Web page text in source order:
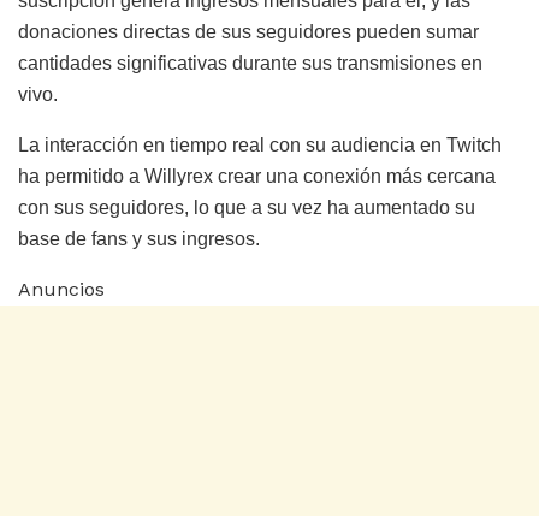
donaciones directas de sus seguidores pueden sumar
cantidades significativas durante sus transmisiones en
vivo.
La interacción en tiempo real con su audiencia en Twitch
ha permitido a Willyrex crear una conexión más cercana
con sus seguidores, lo que a su vez ha aumentado su
base de fans y sus ingresos.
Anuncios